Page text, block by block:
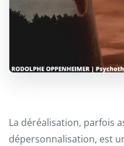
La déréalisation, parfois
dépersonnalisation, est